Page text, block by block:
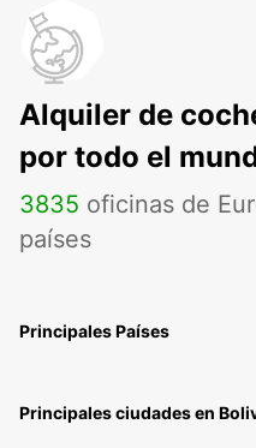
Alquiler de
por todo el
3835 oficinas de
países
Principales Países
Principales ciudades en